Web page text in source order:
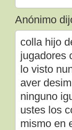
Anónimo
colla hijo
jugadores
lo visto
aver
ninguno
ustes los
mismo en